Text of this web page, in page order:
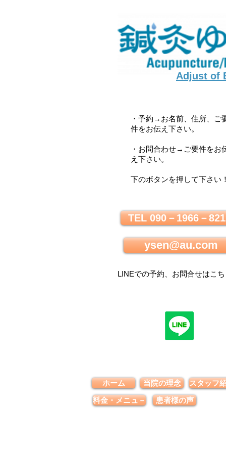
Adjust of
・予約→お名前、住所、ご
件をお伝え下さい。
・お問合わせ→ご要件をお
え下さい。
下のボタンを押して下さい
TEL 090－1966－
ysen@au.com
LINEでの予約、お問合せはこ
ホーム 当院の理念
スタッフ
料金・メニュ－
患者様の声